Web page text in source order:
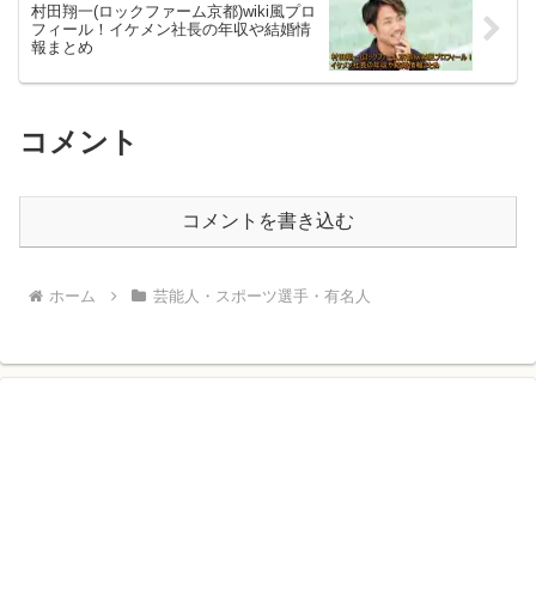
村田翔一(ロックファーム京都)wiki風プロ
フィール！イケメン社長の年収や結婚情
報まとめ
コメント
コメントを書き込む
ホーム 芸能人・スポーツ選手・有名人